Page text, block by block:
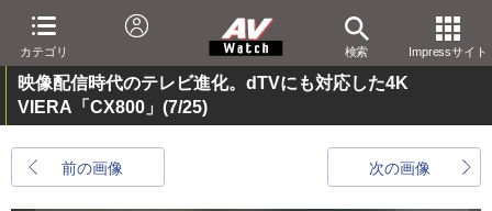
カテゴリ 検索 Impressサイト
映像配信時代のテレビ進化。dTVにも対応した4K
VIERA「CX800」 (7/25)
前の画像 次の画像